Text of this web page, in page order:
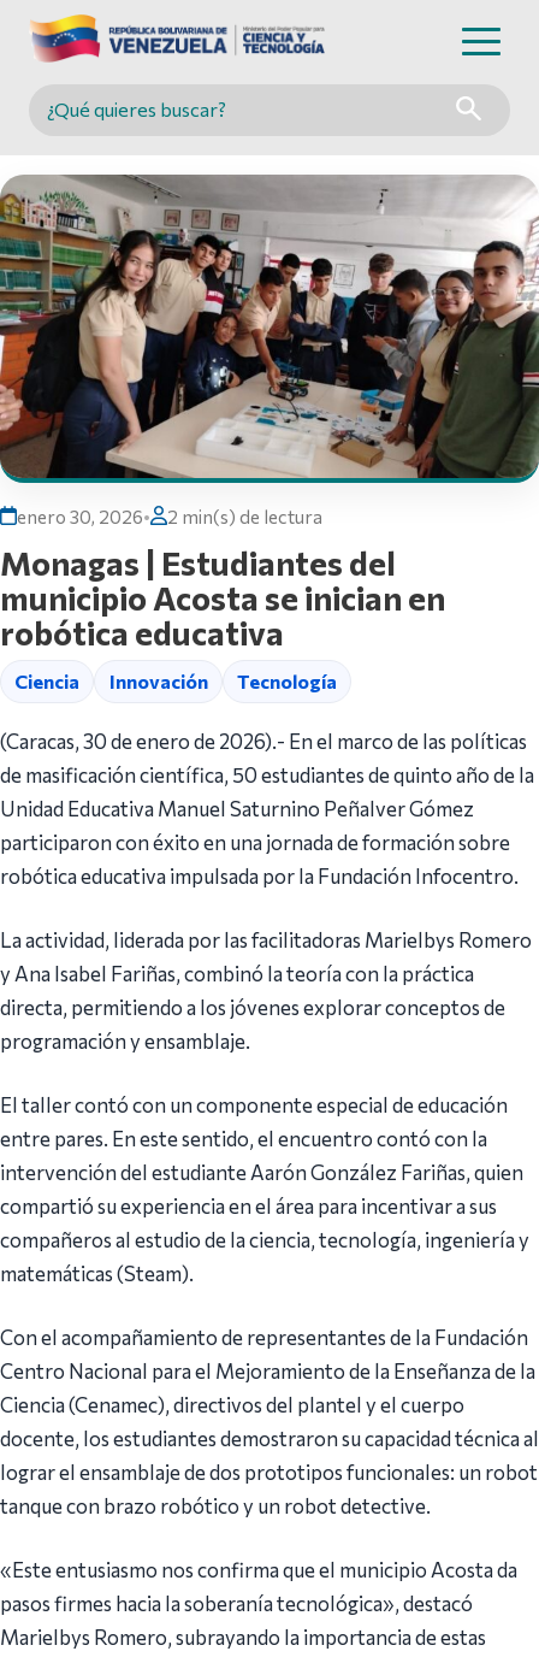
Buscar en MINCYT
enero 30, 2026• 2 min(s) de lectura
Monagas | Estudiantes del
municipio Acosta se inician en
robótica educativa
Ciencia Innovación Tecnología
(Caracas, 30 de enero de 2026).- En el marco de las políticas
de masificación científica, 50 estudiantes de quinto año de la
Unidad Educativa Manuel Saturnino Peñalver Gómez
participaron con éxito en una jornada de formación sobre
robótica educativa impulsada por la Fundación Infocentro.
La actividad, liderada por las facilitadoras Marielbys Romero
y Ana Isabel Fariñas, combinó la teoría con la práctica
directa, permitiendo a los jóvenes explorar conceptos de
programación y ensamblaje.
El taller contó con un componente especial de educación
entre pares. En este sentido, el encuentro contó con la
intervención del estudiante Aarón González Fariñas, quien
compartió su experiencia en el área para incentivar a sus
compañeros al estudio de la ciencia, tecnología, ingeniería y
matemáticas (Steam).
Con el acompañamiento de representantes de la Fundación
Centro Nacional para el Mejoramiento de la Enseñanza de la
Ciencia (Cenamec), directivos del plantel y el cuerpo
docente, los estudiantes demostraron su capacidad técnica al
lograr el ensamblaje de dos prototipos funcionales: un robot
tanque con brazo robótico y un robot detective.
«Este entusiasmo nos confirma que el municipio Acosta da
pasos firmes hacia la soberanía tecnológica», destacó
Marielbys Romero, subrayando la importancia de estas